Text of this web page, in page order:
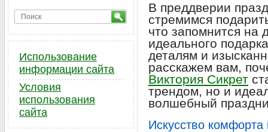
В преддверии
стремимся
что запомнится на
идеального
деталям и
расскажем вам,
Виктория Сикрет
трендом, но и
волшебный
Искусство комфорта
Использование
информации сайта
Условия
использования
сайта